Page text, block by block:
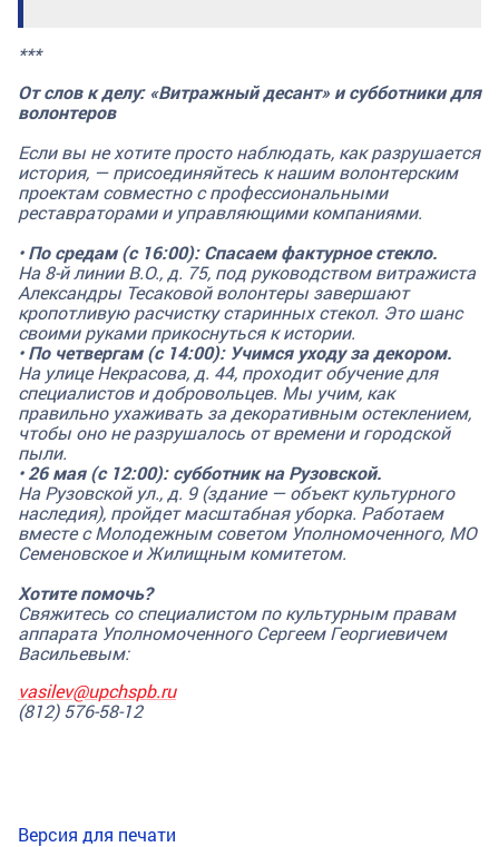
***
От слов к делу: «Витражный десант» и субботники для
волонтеров
Если вы не хотите просто наблюдать, как разрушается
история, — присоединяйтесь к нашим волонтерским
проектам совместно с профессиональными
реставраторами и управляющими компаниями.
•По средам (с 16:00): Спасаем фактурное стекло.
На 8-й линии В.О., д. 75, под руководством витражиста
Александры Тесаковой волонтеры завершают
кропотливую расчистку старинных стекол. Это шанс
своими руками прикоснуться к истории.
•По четвергам (с 14:00): Учимся уходу за декором.
На улице Некрасова, д. 44, проходит обучение для
специалистов и добровольцев. Мы учим, как
правильно ухаживать за декоративным остеклением,
чтобы оно не разрушалось от времени и городской
пыли.
•26 мая (с 12:00): субботник на Рузовской.
На Рузовской ул., д. 9 (здание — объект культурного
наследия), пройдет масштабная уборка. Работаем
вместе с Молодежным советом Уполномоченного, МО
Семеновское и Жилищным комитетом.
Хотите помочь?
Свяжитесь со специалистом по культурным правам
аппарата Уполномоченного Сергеем Георгиевичем
Васильевым:
vasilev@upchspb.ru
(812) 576-58-12
Версия для печати